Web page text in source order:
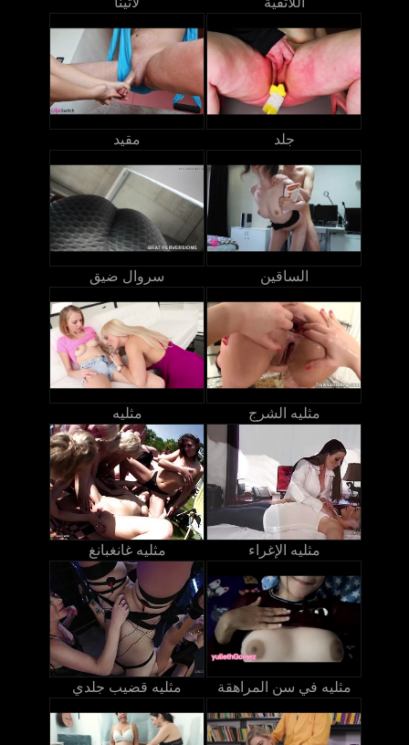
لاتينا اللاتفية
مقيد جلد
سروال ضيق الساقين
مثليه مثليه الشرج
مثليه غانغبانغ مثليه الإغراء
مثليه قضيب جلدي مثليه في سن المراهقة